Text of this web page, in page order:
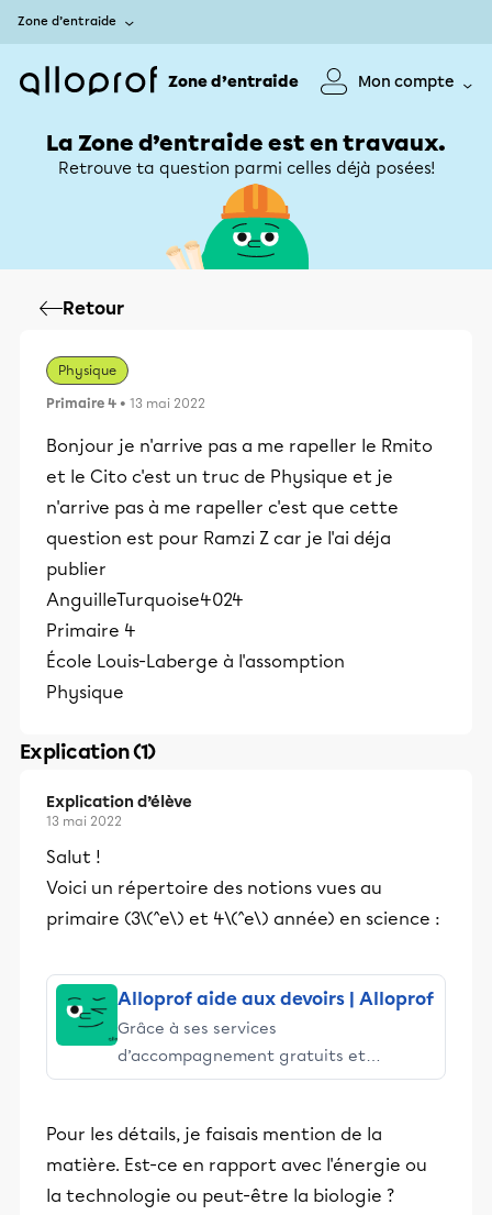
Zone d’entraide
Zone d’entraide Mon compte
La Zone d’entraide est en travaux.
Retrouve ta question parmi celles déjà posées!
Retour
Physique
Primaire 4 • 13 mai 2022
Bonjour je n'arrive pas a me rapeller le Rmito
et le Cito c'est un truc de Physique et je
n'arrive pas à me rapeller c'est que cette
question est pour Ramzi Z car je l'ai déja
publier
AnguilleTurquoise4024
Primaire 4
École Louis-Laberge à l'assomption
Physique
Explication (1)
Explication d’élève
13 mai 2022
Salut !
Voici un répertoire des notions vues au
primaire (3\(^e\) et 4\(^e\) année) en science :
Alloprof aide aux devoirs | Alloprof
Grâce à ses services
d’accompagnement gratuits et
stimulants, Alloprof engage les élèves
éducative.
Pour les détails, je faisais mention de la
matière. Est-ce en rapport avec l'énergie ou
la technologie ou peut-être la biologie ?